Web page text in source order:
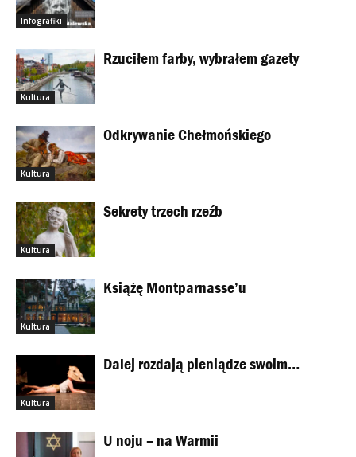
Infografiki
Kultura
Rzuciłem farby, wybrałem gazety
Kultura
Odkrywanie Chełmońskiego
Kultura
Sekrety trzech rzeźb
Kultura
Książę Montparnasse’u
Kultura
Dalej rozdają pieniądze swoim…
U noju – na Warmii